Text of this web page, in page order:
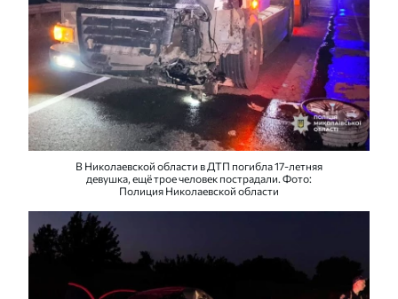
В Николаевской области в ДТП погибла 17-летняя
девушка, ещё трое человек пострадали. Фото:
Полиция Николаевской области